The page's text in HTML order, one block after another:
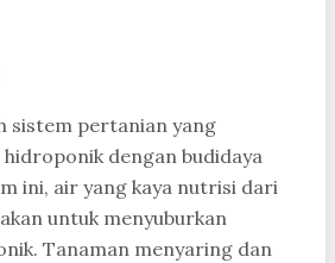
sistem pertanian yang
dengan budidaya
ini, air yang kaya nutrisi dari
untuk menyuburkan
Tanaman menyaring dan